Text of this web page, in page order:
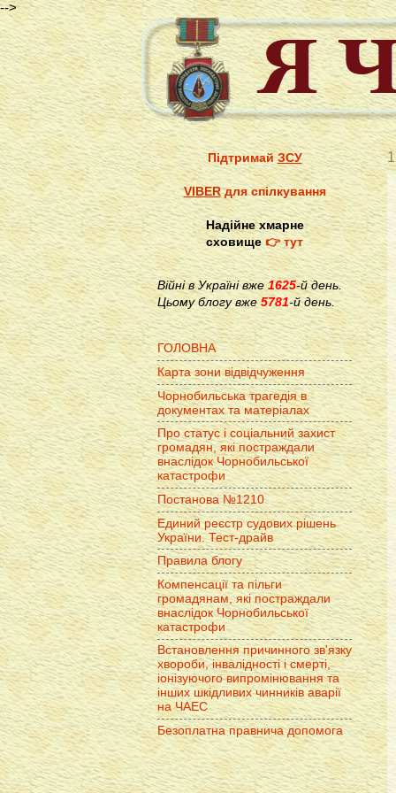
-->
ПідтримайЗСУ
VIBERдля спілкування
Надійне хмарне
сховище👉 тут
Війні в Україні вже1625-й день.
Цьому блогу вже 5781-й день.
ГОЛОВНА
Карта зони відвідчуження
Чорнобильська трагедія в
документах та матеріалах
Про статус і соціальний захист
громадян, які постраждали
внаслідок Чорнобильської
катастрофи
Постанова №1210
Единий реєстр судових рішень
України. Тест-драйв
Правила блогу
Компенсації та пільги
громадянам, які постраждали
внаслідок Чорнобильської
катастрофи
Встановлення причинного зв'язку
хвороби, інвалідності і смерті,
іонізуючого випромінювання та
інших шкідливих чинників аварії
на ЧАЕС
Безоплатна правнича допомога